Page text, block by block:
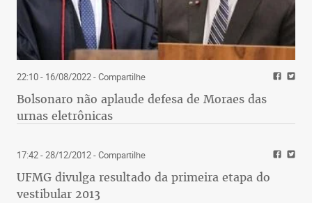
22:10 - 16/08/2022- Compartilhe
Bolsonaro não aplaude defesa de Moraes das
urnas eletrônicas
17:42 - 28/12/2012- Compartilhe
UFMG divulga resultado da primeira etapa do
vestibular 2013